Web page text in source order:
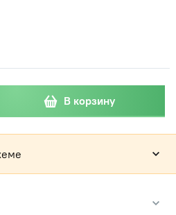
В корзину